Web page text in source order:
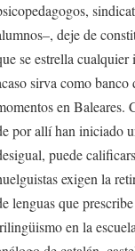
deje de
se estrella cualquier
sirva como banco
en Baleares.
por allí han iniciado
puede
exigen la
lenguas que
en la